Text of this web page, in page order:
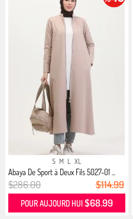
S M L XL
Abaya De Sport à Deux Fils 5027-01 ...
$286.00 $114.99
POUR AUJOURD HUI $68.99